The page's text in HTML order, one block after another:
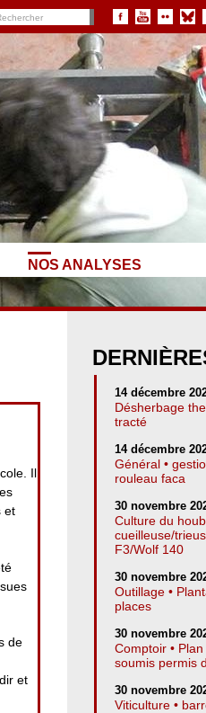
NOS ANALYSES
Il
et
de
et
14 décembre
Désherbage
tracté
14 décembre
Général •
rouleau faca
30 novembre
Culture du
cueilleuse/
F3/Wolf 140
30 novembre
Outillage •
places
30 novembre
Comptoir •
soumis permis
30 novembre
Viticulture •